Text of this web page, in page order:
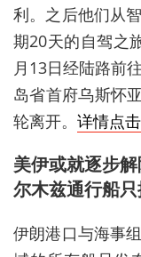
利。之后他们从
期20天的自驾之
月13日经陆路前
岛省首府乌斯怀
轮离开。 详情点
美伊或就逐步
尔木兹通行船
伊朗港口与海事